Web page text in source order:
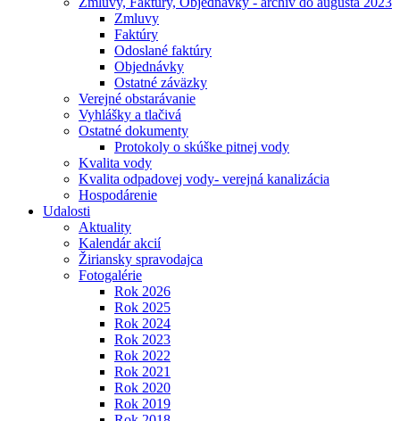
Zmluvy
Faktúry
Odoslané faktúry
Objednávky
Ostatné záväzky
Verejné obstarávanie
Vyhlášky a tlačivá
Ostatné dokumenty
Protokoly o skúške pitnej vody
Kvalita vody
Kvalita odpadovej vody- verejná kanalizácia
Hospodárenie
Udalosti
Aktuality
Kalendár akcií
Žiriansky spravodajca
Fotogalérie
Rok 2026
Rok 2025
Rok 2024
Rok 2023
Rok 2022
Rok 2021
Rok 2020
Rok 2019